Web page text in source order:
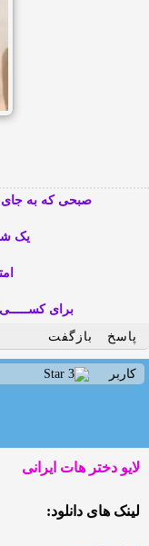
صبحی که به جای
یک
برای
پاسخ
بازگفت
کاربر
لایو دختر هات ایرانی
لینک های دانلود: